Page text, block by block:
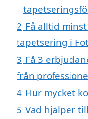
2 Få alltid
tapetsering i
3 Få 3
från
4 Hur mycket
5 Vad hjälper